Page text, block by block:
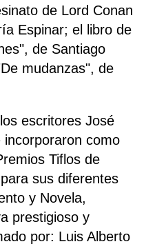
de Lord Conan
Espinar; el libro de
de Santiago
mudanzas", de
escritores José
incorporaron como
Tiflos de
sus diferentes
y Novela,
prestigioso y
por: Luis Alberto